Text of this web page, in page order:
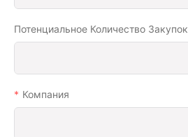
Потенциальное Количество Закупок
Компания